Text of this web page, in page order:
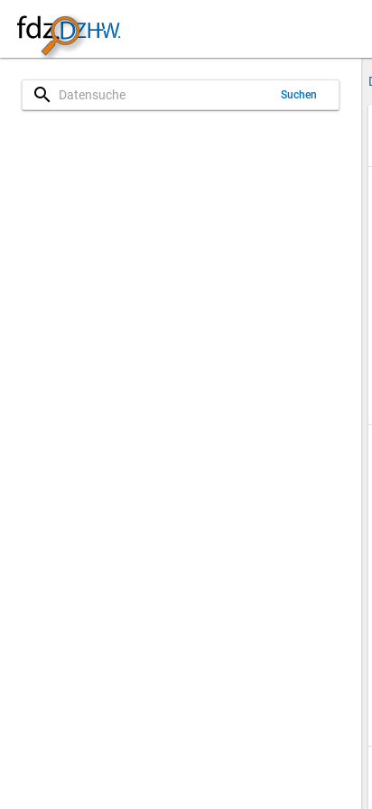
search Suchen